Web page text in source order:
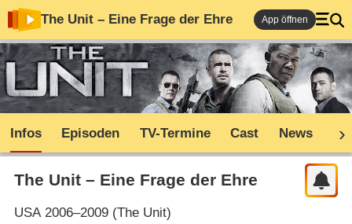
The Unit – Eine Frage der Ehre App öffnen
Infos Episoden TV-Termine Cast News
The Unit – Eine Frage der Ehre
USA2006–2009 (The Unit)